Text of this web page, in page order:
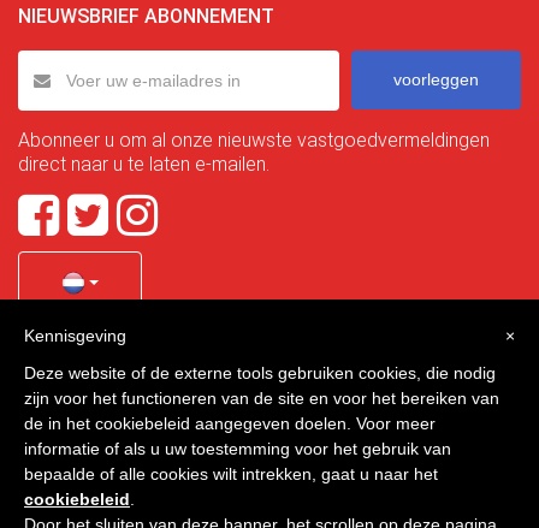
NIEUWSBRIEF ABONNEMENT
voorleggen
Abonneer u om al onze nieuwste vastgoedvermeldingen
direct naar u te laten e-mailen.
Quality Homes Costa Calida
is a registered trademark of
La Manga Holiday Home SL duly registered with CIF / tax
no. B-30750053 and address: Bella Luz 07-05, 30389 La
Manga Club, Cartagena, Murcia, Spain.
×
Kennisgeving
Deze website of de externe tools gebruiken cookies, die nodig
zijn voor het functioneren van de site en voor het bereiken van
de in het cookiebeleid aangegeven doelen. Voor meer
informatie of als u uw toestemming voor het gebruik van
bepaalde of alle cookies wilt intrekken, gaat u naar het
cookiebeleid